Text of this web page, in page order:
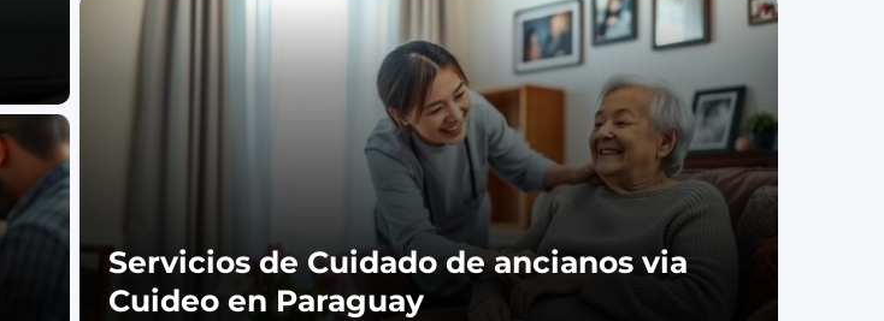
Servicios de Cuidado de ancianos via
Cuideo en Paraguay